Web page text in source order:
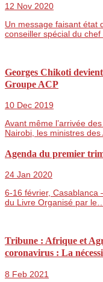
12 Nov 2020
Un message faisant état
conseiller spécial du chef
Georges Chikoti
Groupe ACP
10 Dec 2019
Avant même l’arrivée
Nairobi, les ministres
Agenda du premier
24 Jan 2020
6-16 février, Casablanca
du Livre Organisé par le…
Tribune : Afrique et
coronavirus : La
8 Feb 2021